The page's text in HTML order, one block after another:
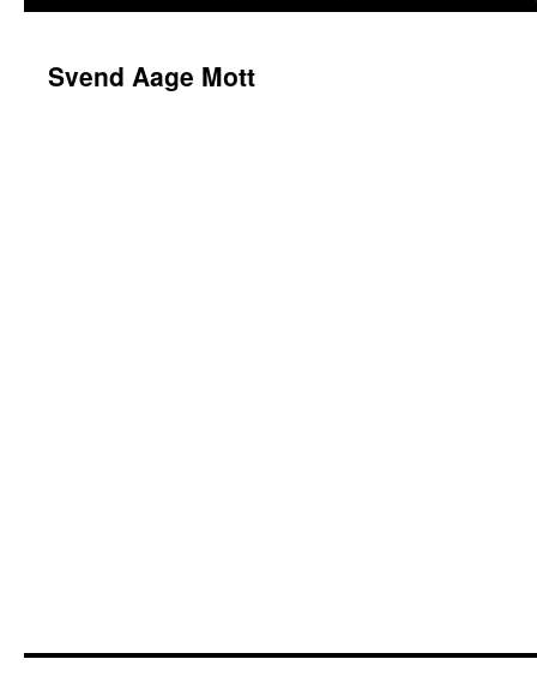
Svend Aage Mott